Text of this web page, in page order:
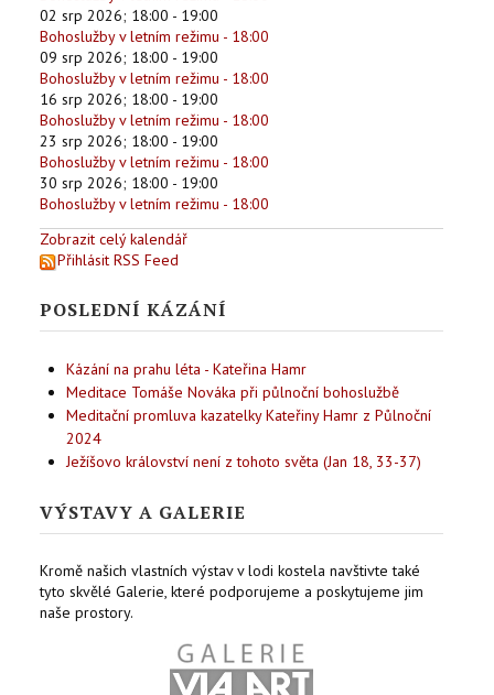
02 srp 2026; 18:00 - 19:00
Bohoslužby v letním režimu - 18:00
09 srp 2026; 18:00 - 19:00
Bohoslužby v letním režimu - 18:00
16 srp 2026; 18:00 - 19:00
Bohoslužby v letním režimu - 18:00
23 srp 2026; 18:00 - 19:00
Bohoslužby v letním režimu - 18:00
30 srp 2026; 18:00 - 19:00
Bohoslužby v letním režimu - 18:00
Zobrazit celý kalendář
Přihlásit RSS Feed
POSLEDNÍ KÁZÁNÍ
Kázání na prahu léta - Kateřina Hamr
Meditace Tomáše Nováka při půlnoční bohoslužbě
Meditační promluva kazatelky Kateřiny Hamr z Půlnoční
2024
Ježíšovo království není z tohoto světa (Jan 18, 33-37)
VÝSTAVY A GALERIE
Kromě našich vlastních výstav v lodi kostela navštivte také
tyto skvělé Galerie, které podporujeme a poskytujeme jim
naše prostory.